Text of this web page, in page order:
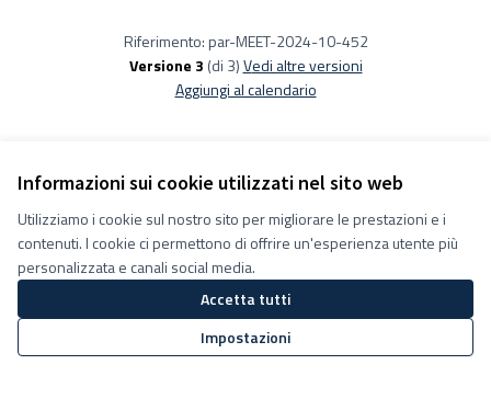
Informazioni sui cookie utilizzati nel sito web
Utilizziamo i cookie sul nostro sito per migliorare le prestazioni e i
contenuti. I cookie ci permettono di offrire un'esperienza utente più
personalizzata e canali social media.
Accetta tutti
Impostazioni
Riferimento: par-MEET-2024-10-452
Versione 3 (di 3) vedi altre versioni
Aggiungi al calendario
Termini e condizioni d''uso
Impostazioni Cookie
Decidiamo su Facebook
Decidiamo su YouTube
(Collegamento esterno)